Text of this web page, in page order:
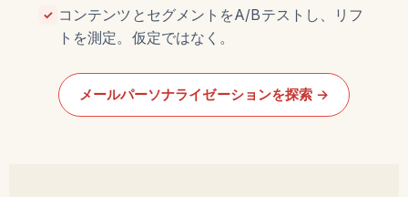
✓ コンテンツとセグメントをA/Bテストし、リフ
トを測定。仮定ではなく。
メールパーソナライゼーションを探索 →